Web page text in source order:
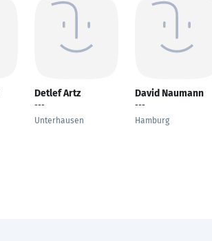
Detlef Artz
---
Unterhausen
David Naumann
---
Hamburg